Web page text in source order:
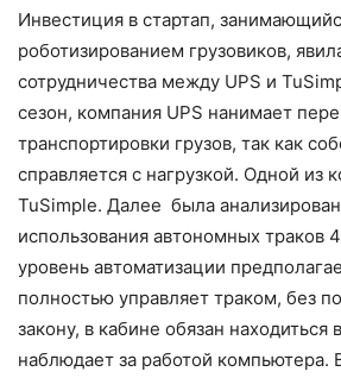
Инвестиция в стартап,
роботизированием грузовиков,
сотрудничества между UPS и
сезон, компания UPS нанимает
транспортировки грузов, так как
справляется с нагрузкой. Одной из
TuSimple. Далее была
использования автономных траков
уровень автоматизации
полностью управляет траком, без
закону, в кабине обязан находиться
наблюдает за работой компьютера.